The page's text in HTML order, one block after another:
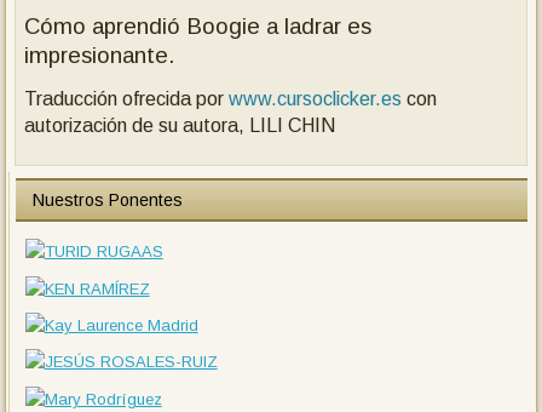
Cómo aprendió Boogie a ladrar es
impresionante.
Traducción ofrecida porwww.cursoclicker.es con
autorización de su autora, LILI CHIN
Nuestros Ponentes